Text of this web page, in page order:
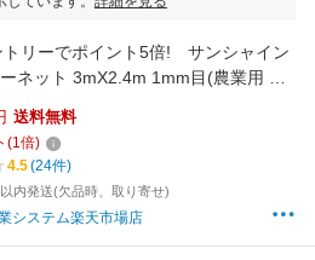
トリーでポイント5倍! サンシャイン
ネット 3mX2.4m 1mm目(農業用 家
グッズ ガーデニング 農芸用 園芸用
材 農業用資材 ネット 網 日本農業シス
デニング資材 農業用品 ガーデニング
業 園芸道具 園芸用具 農業用具)
送料無料
(1倍)
4.5(24件)
内発送(欠品時、取り寄せ)
システム楽天市場店